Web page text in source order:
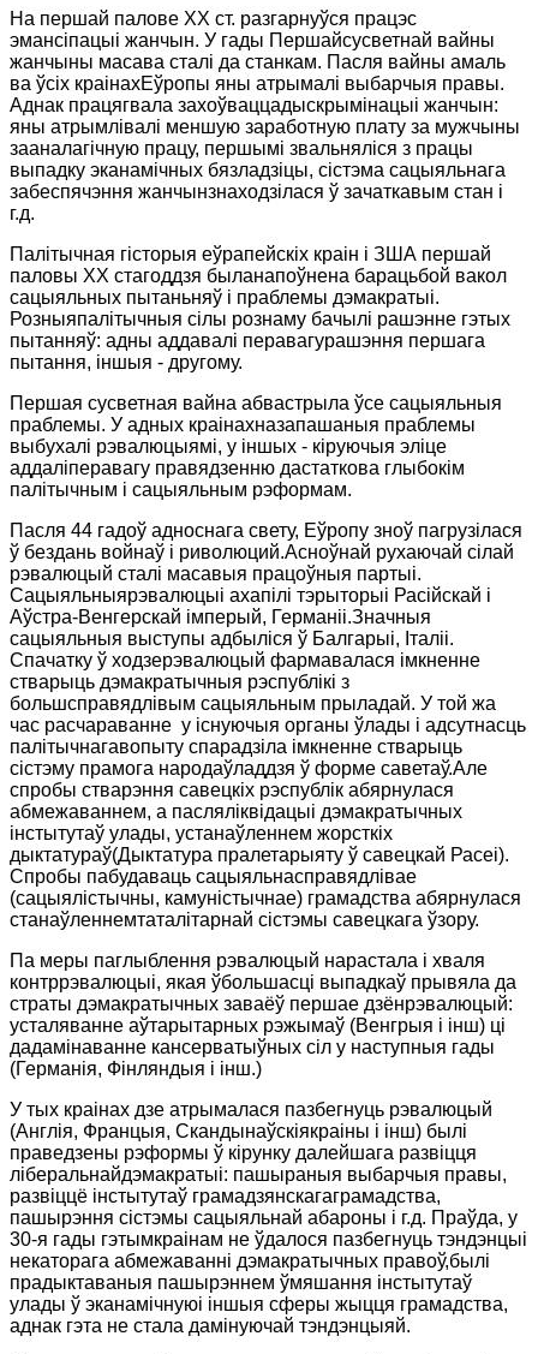
На першай палове ХХ ст. разгарнуўся працэс
эмансіпацыі жанчын. У гады Першайсусветнай вайны
жанчыны масава сталі да станкам. Пасля вайны амаль
ва ўсiх краiнахЕўропы яны атрымалі выбарчыя правы.
Аднак працягвала захоўваццадыскрымінацыі жанчын:
яны атрымлівалі меншую заработную плату за мужчыны
зааналагічную працу, першымі звальняліся з працы
выпадку эканамічных бязладзіцы, сістэма сацыяльнага
забеспячэння жанчынзнаходзілася ў зачаткавым стан і
г.д.
Палітычная гісторыя еўрапейскіх краін і ЗША першай
паловы XX стагоддзя быланапоўнена барацьбой вакол
сацыяльных пытаньняў і праблемы дэмакратыі.
Розныяпалітычныя сілы рознаму бачылі рашэнне гэтых
пытанняў: адны аддавалі перавагурашэння першага
пытання, іншыя - другому.
Першая сусветная вайна абвастрыла ўсе сацыяльныя
праблемы. У адных краінахназапашаныя праблемы
выбухалі рэвалюцыямі, у іншых - кіруючыя эліце
аддаліперавагу правядзенню дастаткова глыбокім
палітычным і сацыяльным рэформам.
Пасля 44 гадоў адноснага свету, Еўропу зноў пагрузілася
ў бездань войнаў і риволюций.Асноўнай рухаючай сілай
рэвалюцый сталі масавыя працоўныя партыі.
Сацыяльныярэвалюцыі ахапілі тэрыторыі Расійскай і
Аўстра-Венгерскай імперый, Германіі.Значныя
сацыяльныя выступы адбыліся ў Балгарыі, Італіі.
Спачатку ў ходзерэвалюцый фармавалася імкненне
стварыць дэмакратычныя рэспублікі з
большсправядлівым сацыяльным прыладай. У той жа
час расчараванне у існуючыя органы ўлады і адсутнасць
палітычнагавопыту спарадзіла імкненне стварыць
сістэму прамога народаўладдзя ў форме саветаў.Але
спробы стварэння савецкіх рэспублік абярнулася
абмежаваннем, а пасляліквідацыі дэмакратычных
інстытутаў улады, устанаўленнем жорсткіх
дыктатураў(Дыктатура пралетарыяту ў савецкай Расеі).
Спробы пабудаваць сацыяльнасправядлівае
(сацыялістычны, камуністычнае) грамадства абярнулася
станаўленнемтаталітарнай сістэмы савецкага ўзору.
Па меры паглыблення рэвалюцый нарастала і хваля
контррэвалюцыі, якая ўбольшасці выпадкаў прывяла да
страты дэмакратычных заваёў першае дзёнрэвалюцый:
усталяванне аўтарытарных рэжымаў (Венгрыя і інш) ці
дадамінаванне кансерватыўных сіл у наступныя гады
(Германія, Фінляндыя і інш.)
У тых краінах дзе атрымалася пазбегнуць рэвалюцый
(Англія, Францыя, Скандынаўскіякраіны і інш) былі
праведзены рэформы ў кірунку далейшага развіцця
ліберальнайдэмакратыі: пашыраныя выбарчыя правы,
развіццё інстытутаў грамадзянскагаграмадства,
пашырэння сістэмы сацыяльнай абароны і г.д. Праўда, у
30-я гады гэтымкраінам не ўдалося пазбегнуць тэндэнцыі
некаторага абмежаванні дэмакратычных правоў,былі
прадыктаваныя пашырэннем ўмяшання інстытутаў
улады ў эканамічнуюі іншыя сферы жыцця грамадства,
аднак гэта не стала дамінуючай тэндэнцыяй.